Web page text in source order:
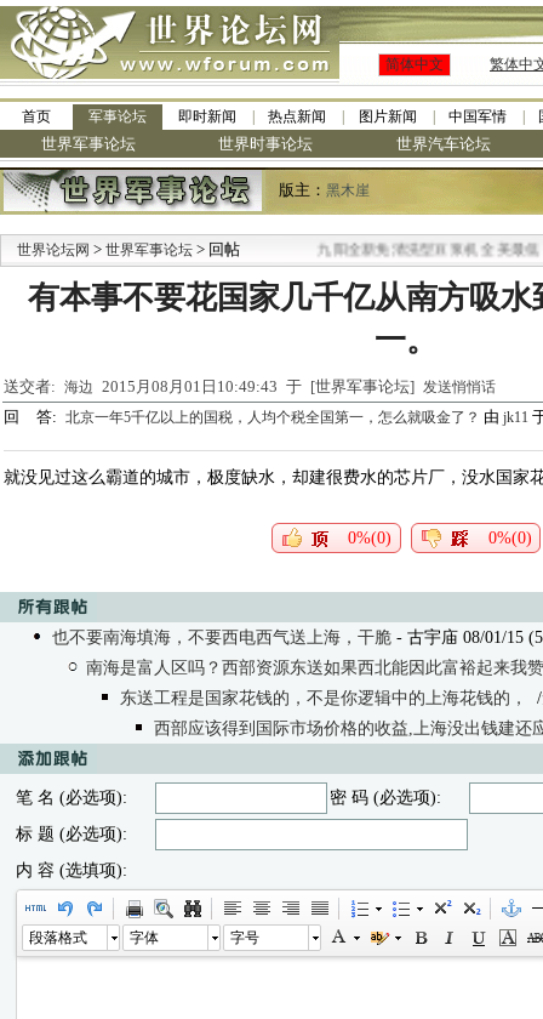
简体中文 繁体中
首页 军事论坛 即时新闻 热点新闻 图片新闻 中国军情
世界军事论坛 世界时事论坛 世界汽车论坛
版主： 黑木崖
世界论坛网 > 世界军事论坛 > 回帖 九阳全新免清洗型豆浆机 全美最低
有本事不要花国家几千亿从南方吸
一。
送交者: 海边 2015月08月01日10:49:43 于 [世界军事论坛] 发送悄悄话
回 答: 北京一年5千亿以上的国税，人均个税全国第一，怎么就吸金了？ 由 jk11
就没见过这么霸道的城市，极度缺水，却建很费水的芯片厂，没水国家
0%(0) 0%(0)
也不要南海填海，不要西电西气送上海，干脆 - 古宇庙 08/01/15
南海是富人区吗？西部资源东送如果西北能因此富裕起来我
东送工程是国家花钱的，不是你逻辑中的上海花钱的，
西部应该得到国际市场价格的收益,上海没出钱建还
笔 名 (必选项):
密 码 (必选项):
标 题 (必选项):
内 容 (选填项):
段落格式 字体 字号